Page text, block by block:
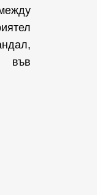
във